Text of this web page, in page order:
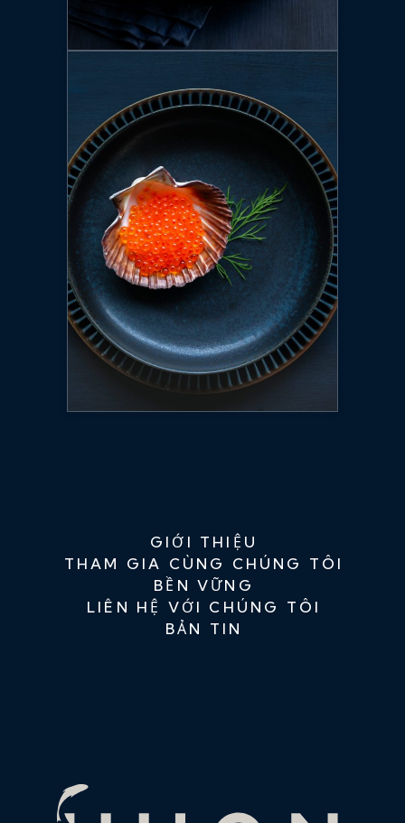
GIỚI THIỆU
THAM GIA CÙNG CHÚNG TÔI
BỀN VỮNG
LIÊN HỆ VỚI CHÚNG TÔI
BẢN TIN